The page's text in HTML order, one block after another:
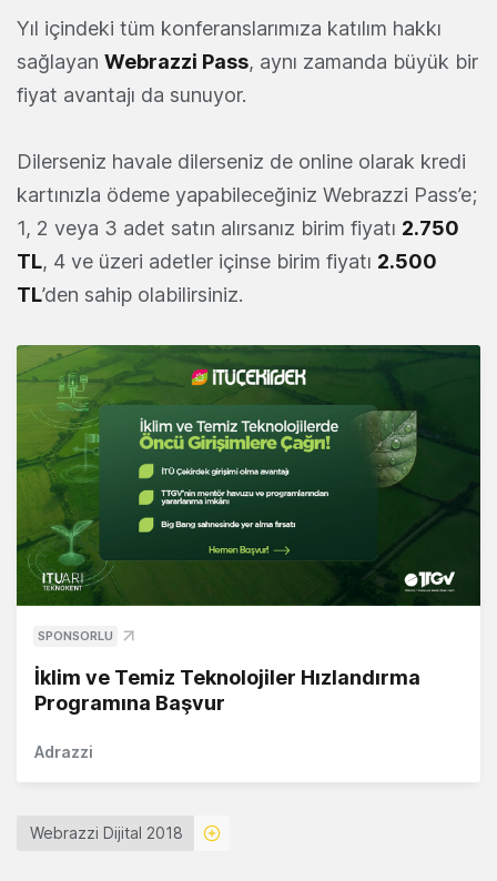
Yıl içindeki tüm konferanslarımıza katılım hakkı
sağlayan Webrazzi Pass, aynı zamanda büyük bir
fiyat avantajı da sunuyor.
Dilerseniz havale dilerseniz de online olarak kredi
kartınızla ödeme yapabileceğiniz Webrazzi Pass’e;
1, 2 veya 3 adet satın alırsanız birim fiyatı 2.750
TL, 4 ve üzeri adetler içinse birim fiyatı 2.500
TL’den sahip olabilirsiniz.
SPONSORLU
İklim ve Temiz Teknolojiler Hızlandırma
Programına Başvur
Adrazzi
Webrazzi Dijital 2018